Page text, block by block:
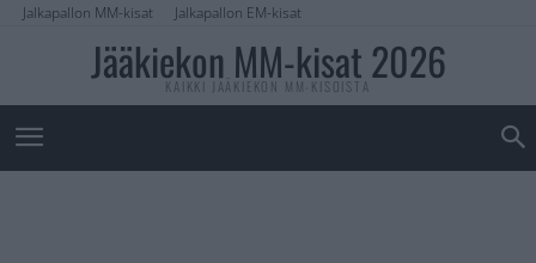
Jalkapallon MM-kisat Jalkapallon EM-kisat
Jääkiekon MM-kisat 2026
KAIKKI JÄÄKIEKON MM-KISOISTA